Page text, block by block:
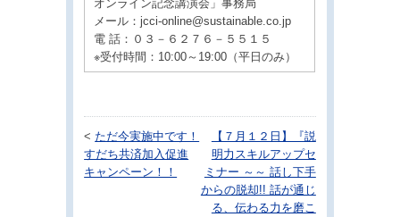
オンライン記念講演会」事務局
メール：jcci-online@sustainable.co.jp
電 話：０３－６２７６－５５１５
※受付時間：10:00～19:00（平日のみ）
< ただ今実施中です！
すだち共済加入促進
キャンペーン！！
【７月１２日】『説
明力スキルアップセ
ミナー ～～ 話し下手
からの脱却!! 話が通じ
る、伝わる力を磨こ